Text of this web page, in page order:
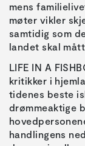
mens
møter vikler
samtidig som
landet skal
LIFE IN A
kritikker i
tidenes beste
drømmeaktige
handlingens